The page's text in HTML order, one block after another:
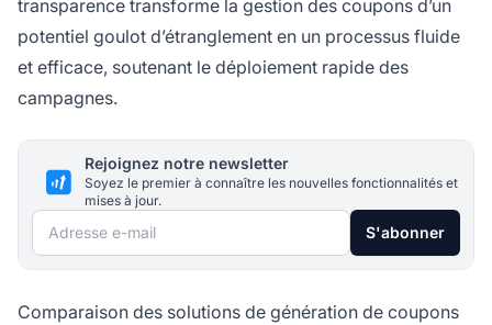
transparence transforme la gestion des coupons d’un
potentiel goulot d’étranglement en un processus fluide
et efficace, soutenant le déploiement rapide des
campagnes.
Rejoignez notre newsletter
Soyez le premier à connaître les nouvelles fonctionnalités et
mises à jour.
Adresse e-mail S'abonner
Comparaison des solutions de génération de coupons